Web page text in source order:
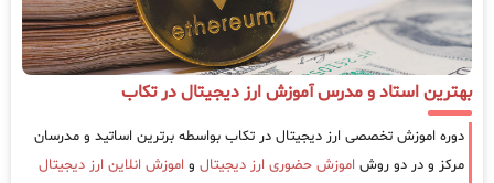
بهترین استاد و مدرس آموزش ارز دیجیتال در تکاب
دوره اموزش تخصصی ارز دیجیتال در تکاب بواسطه برترین اساتید و مدرسان
مرکز و در دو روش اموزش حضوری ارز دیجیتال و اموزش انلاین ارز دیجیتال